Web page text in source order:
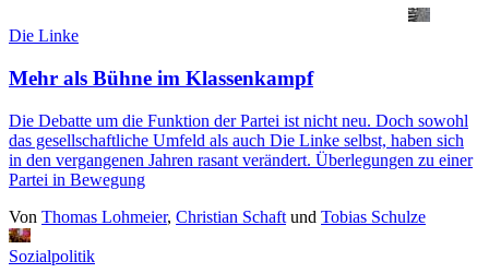
Die Linke
Mehr als Bühne im Klassenkampf
Die Debatte um die Funktion der Partei ist nicht neu. Doch sowohl
das gesellschaftliche Umfeld als auch Die Linke selbst, haben sich
in den vergangenen Jahren rasant verändert. Überlegungen zu einer
Partei in Bewegung
Von Thomas Lohmeier, Christian Schaft und Tobias Schulze
Sozialpolitik